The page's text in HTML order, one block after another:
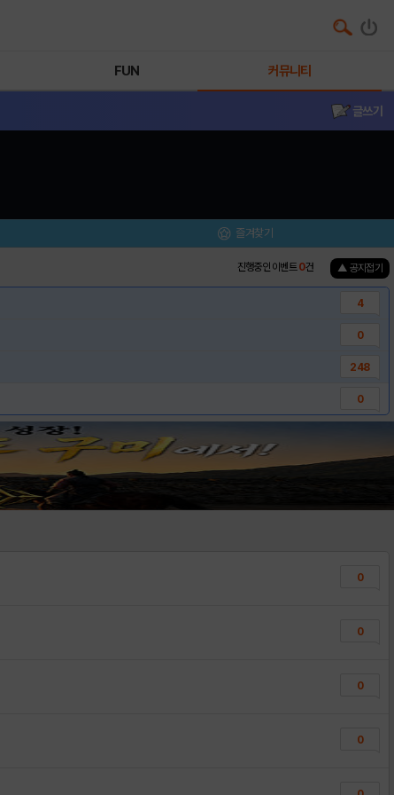
FUN 커뮤니티
글쓰기
즐겨찾기
진행중인 이벤트0건 ▲ 공지접기
4
0
248
0
0
0
0
0